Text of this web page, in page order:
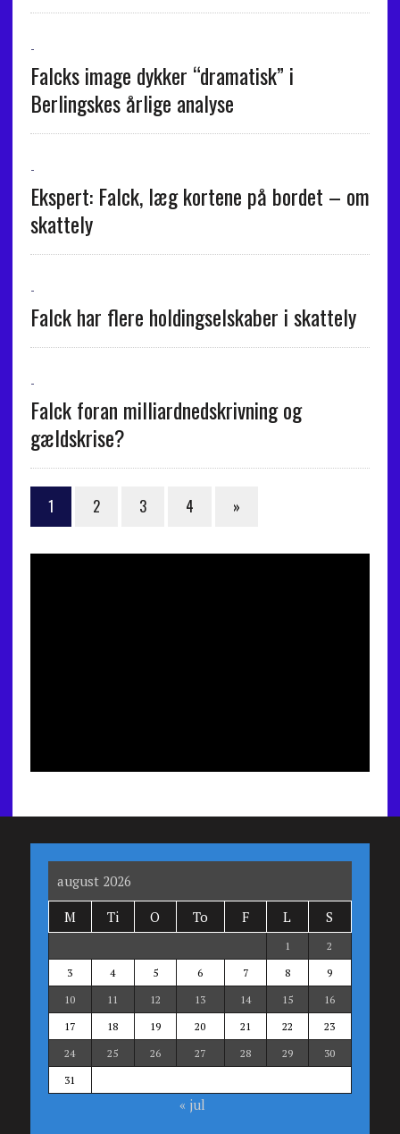
-
Falcks image dykker “dramatisk” i
Berlingskes årlige analyse
-
Ekspert: Falck, læg kortene på bordet – om
skattely
-
Falck har flere holdingselskaber i skattely
-
Falck foran milliardnedskrivning og
gældskrise?
1 2 3 4 »
august 2026
M
Ti O To F L S
1
2
3
4 5 6 7 8
9
10
11 12 13 14 15
16
17
18 19 20 21 22
23
24
25 26 27 28 29
30
31
« jul